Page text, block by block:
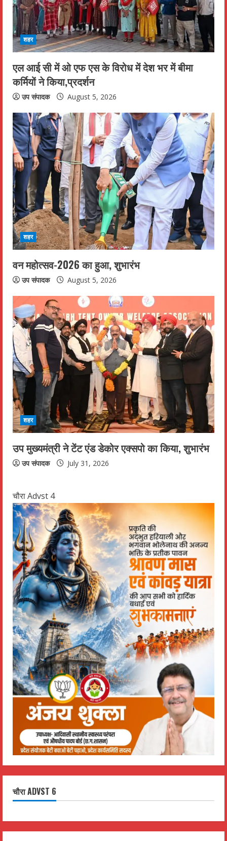
a
d
i
n
g
शहर
एल आई सी में ओ एफ एस के विरोध में देश भर में बीमा
कर्मियों ने किया,प्रदर्शन
उप संपादक August 5, 2026
शहर
वन महोत्सव-2026 का हुआ, शुभारंभ
उप संपादक August 5, 2026
शहर
उप मुख्यमंत्री ने टेंट एंड डेकोर एक्सपो का किया, शुभारंभ
उप संपादक July 31, 2026
चौरा Advst 4
चौरा ADVST 6